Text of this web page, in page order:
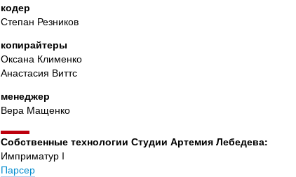
кодер
Степан Резников
копирайтеры
Оксана Клименко
Анастасия Виттс
менеджер
Вера Мащенко
Собственные технологии Студии Артемия Лебедева:
Имприматур I
Парсер